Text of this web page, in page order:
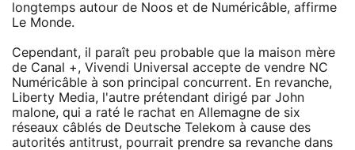
longtemps autour de Noos et de Numéricâble, affirme
Le Monde.
Cependant, il paraît peu probable que la maison mère
de Canal +, Vivendi Universal accepte de vendre NC
Numéricâble à son principal concurrent. En revanche,
Liberty Media, l'autre prétendant dirigé par John
malone, qui a raté le rachat en Allemagne de six
réseaux câblés de Deutsche Telekom à cause des
autorités antitrust, pourrait prendre sa revanche dans